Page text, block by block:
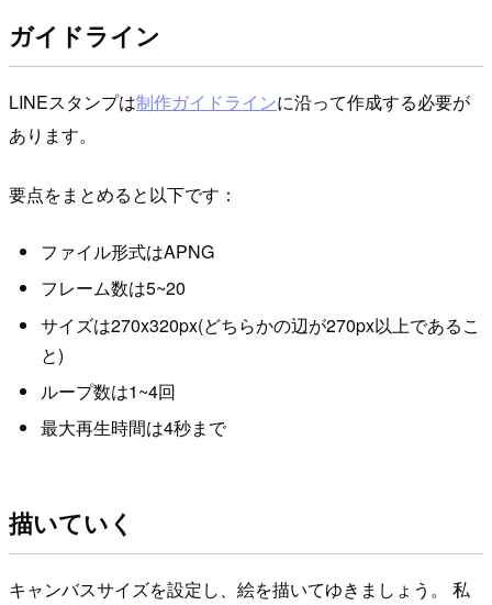
ガイドライン
LINEスタンプは制作ガイドラインに沿って作成する必要が
あります。
要点をまとめると以下です：
ファイル形式はAPNG
フレーム数は5~20
サイズは270x320px(どちらかの辺が270px以上であるこ
と)
ループ数は1~4回
最大再生時間は4秒まで
描いていく
キャンバスサイズを設定し、絵を描いてゆきましょう。 私